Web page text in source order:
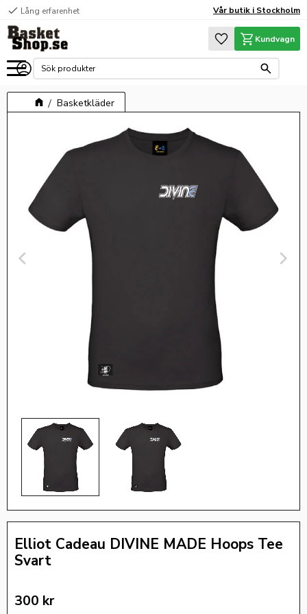
Meny
check Lång erfarenhet Vår butik i Stockholm
Favoriter
Kundvagn
Basketkläder
Elliot Cadeau DIVINE MADE Hoops Tee
Svart
300 kr